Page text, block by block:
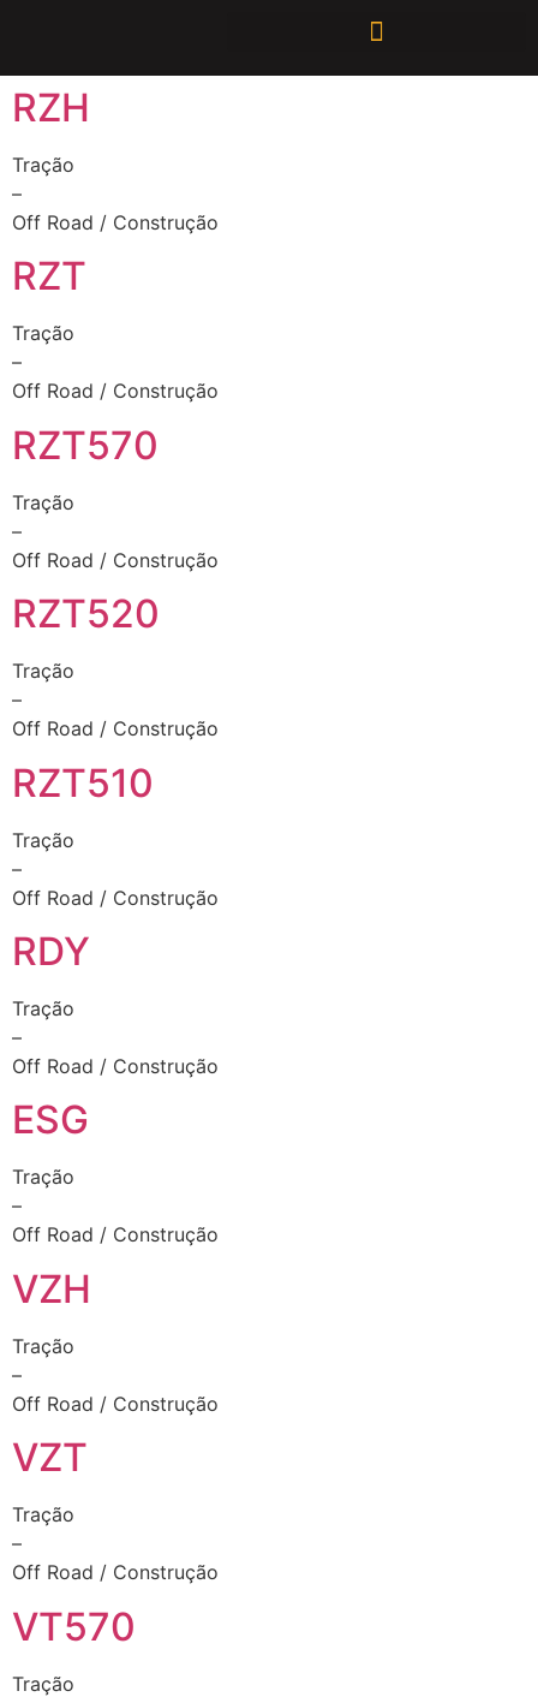
RZH
Tração
–
Off Road / Construção
RZT
Tração
–
Off Road / Construção
RZT570
Tração
–
Off Road / Construção
RZT520
Tração
–
Off Road / Construção
RZT510
Tração
–
Off Road / Construção
RDY
Tração
–
Off Road / Construção
ESG
Tração
–
Off Road / Construção
VZH
Tração
–
Off Road / Construção
VZT
Tração
–
Off Road / Construção
VT570
Tração